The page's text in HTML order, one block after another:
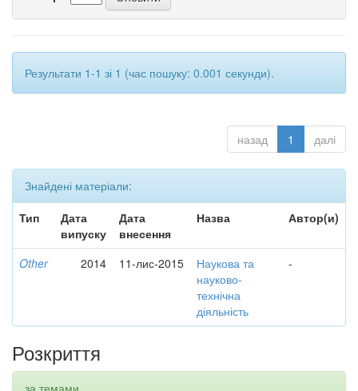
Результати 1-1 зі 1 (час пошуку: 0.001 секунди).
назад 1 далі
Знайдені матеріали:
Тип
Дата
випуску
Дата
внесення
Назва Автор(и)
Other 2014 11-лис-2015
Наукова та
науково-
технічна
діяльність
-
Розкриття
за темами